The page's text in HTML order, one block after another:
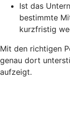
Ist das
bestimmte
kurzfristig
Mit den richtigen
genau dort
aufzeigt.